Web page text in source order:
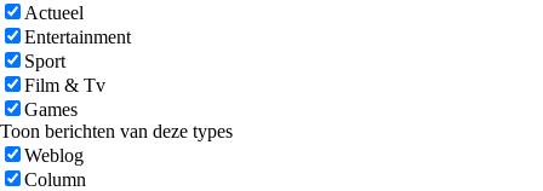
Actueel
Entertainment
Sport
Film & Tv
Games
Toon berichten van deze types
Weblog
Column